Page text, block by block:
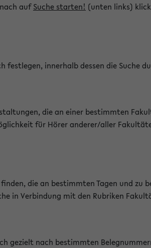
aufSuche starten! (unten links)
festlegen, innerhalb dessen die Suche
die an einer bestimmten
für Hörer anderer/aller
die an bestimmten Tagen und
in Verbindung mit den Rubriken
gezielt nach bestimmten